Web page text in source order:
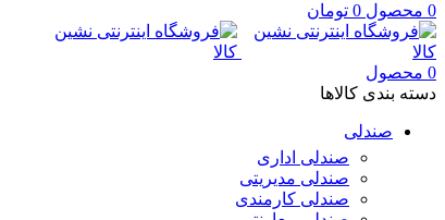
0 محصول 0 تومان
0 محصول
دسته بندی کالاها
صندلی
صندلی اداری
صندلی مدیریتی
صندلی کارمندی